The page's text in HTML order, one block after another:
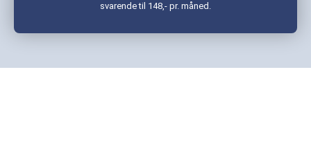
svarende til 148,- pr. måned.